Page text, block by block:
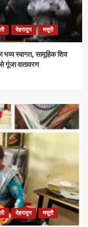
देहरादून मसूरी
स्वागत, सामूहिक शिव
गूंजा वातावरण
देहरादून मसूरी